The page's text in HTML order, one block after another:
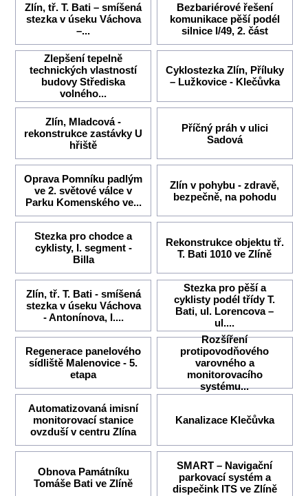
Zlín, tř. T. Bati – smíšená
stezka v úseku Váchova
–...
Bezbariérové řešení
komunikace pěší podél
silnice I/49, 2. část
Zlepšení tepelně
technických vlastností
budovy Střediska
volného...
Cyklostezka Zlín, Příluky
– Lužkovice - Klečůvka
Zlín, Mladcová -
rekonstrukce zastávky U
hřiště
Příčný práh v ulici
Sadová
Oprava Pomníku padlým
ve 2. světové válce v
Parku Komenského ve...
Zlín v pohybu - zdravě,
bezpečně, na pohodu
Stezka pro chodce a
cyklisty, I. segment -
Billa
Rekonstrukce objektu tř.
T. Bati 1010 ve Zlíně
Zlín, tř. T. Bati - smíšená
stezka v úseku Váchova
- Antonínova, I....
Stezka pro pěší a
cyklisty podél třídy T.
Bati, ul. Lorencova –
ul....
Regenerace panelového
sídliště Malenovice - 5.
etapa
Rozšíření
protipovodňového
varovného a
monitorovacího
systému...
Automatizovaná imisní
monitorovací stanice
ovzduší v centru Zlína
Kanalizace Klečůvka
Obnova Památníku
Tomáše Bati ve Zlíně
SMART – Navigační
parkovací systém a
dispečink ITS ve Zlíně